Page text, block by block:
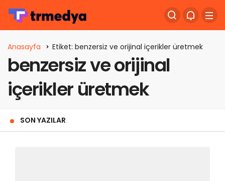
Anasayfa Etiket: benzersiz ve orijinal içerikler üretmek
benzersiz ve orijinal
içerikler üretmek
SON YAZILAR